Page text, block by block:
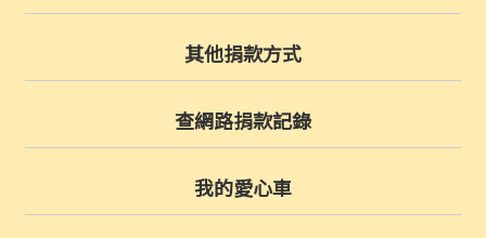
其他捐款方式
查網路捐款記錄
我的愛心車